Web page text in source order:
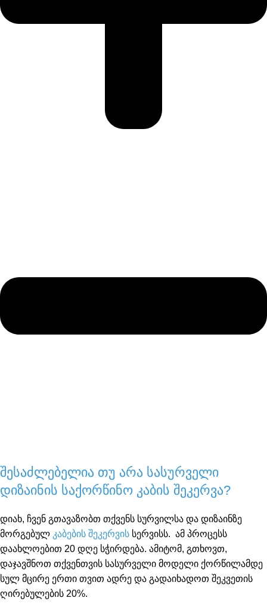
შესაძლებელია თუ არა სასურველი
დიზაინის საქორწინო კაბის შეკერვა?
დიახ, ჩვენ გთავაზობთ თქვენს სურვილსა და დიზაინზე
მორგებულ კაბების შეკერვის სერვისს. ამ პროცესს
დაახლოებით 20 დღე სჭირდება. ამიტომ, გთხოვთ,
დაჯავშნოთ თქვენთვის სასურველი მოდელი ქორწილამდე
სულ მცირე ერთი თვით ადრე და გადაიხადოთ შეკვეთის
ღირებულების 20%.